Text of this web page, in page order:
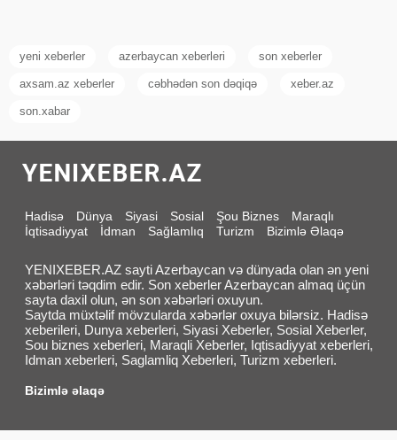
yeni xeberler azerbaycan xeberleri son xeberler
axsam.az xeberler cəbhədən son dəqiqə xeber.az
son.xabar
Hadisə Dünya Siyasi Sosial Şou Biznes
Maraqlı
İqtisadiyyat
İdman Sağlamlıq Turizm Bizimlə Əlaqə
YENIXEBER.AZ sayti Azerbaycan və dünyada olan ən yeni
xəbərləri təqdim edir. Son xeberler Azerbaycan almaq üçün
sayta daxil olun, ən son xəbərləri oxuyun.
Saytda müxtəlif mövzularda xəbərlər oxuya bilərsiz. Hadisə
xeberileri, Dunya xeberleri, Siyasi Xeberler, Sosial Xeberler,
Sou biznes xeberleri, Maraqli Xeberler, Iqtisadiyyat xeberleri,
Idman xeberleri, Saglamliq Xeberleri, Turizm xeberleri.
Bizimlə əlaqə